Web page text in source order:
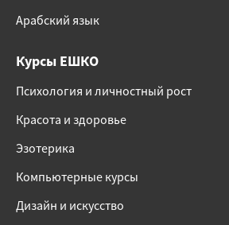
Арабский язык
Курсы ЕШКО
Психология и личностный рост
Красота и здоровье
Эзотерика
Компьютерные курсы
Дизайн и искусство